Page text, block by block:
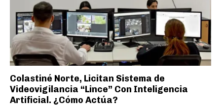
Colastiné Norte, Licitan Sistema de
Videovigilancia “Lince” Con Inteligencia
Artificial. ¿Cómo Actúa?